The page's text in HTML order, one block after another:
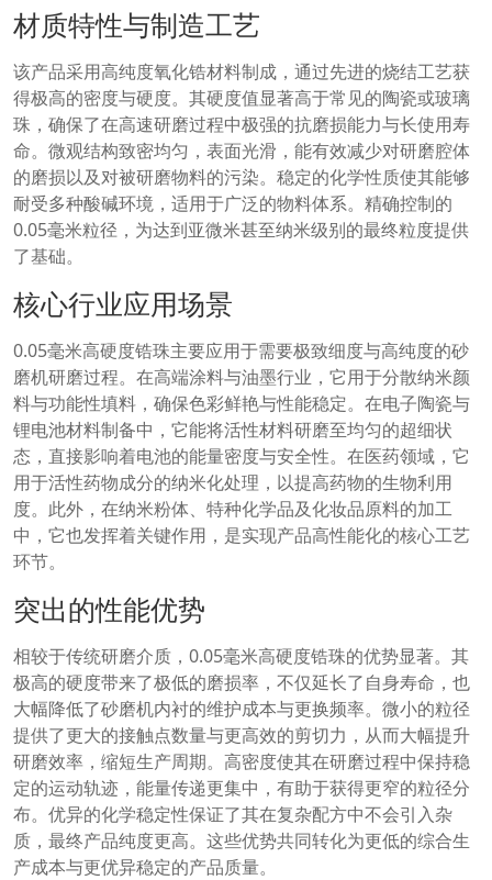
材质特性与制造工艺
该产品采用高纯度氧化锆材料制成，通过先进的烧结工艺获
得极高的密度与硬度。其硬度值显著高于常见的陶瓷或玻璃
珠，确保了在高速研磨过程中极强的抗磨损能力与长使用寿
命。微观结构致密均匀，表面光滑，能有效减少对研磨腔体
的磨损以及对被研磨物料的污染。稳定的化学性质使其能够
耐受多种酸碱环境，适用于广泛的物料体系。精确控制的
0.05毫米粒径，为达到亚微米甚至纳米级别的最终粒度提供
了基础。
核心行业应用场景
0.05毫米高硬度锆珠主要应用于需要极致细度与高纯度的砂
磨机研磨过程。在高端涂料与油墨行业，它用于分散纳米颜
料与功能性填料，确保色彩鲜艳与性能稳定。在电子陶瓷与
锂电池材料制备中，它能将活性材料研磨至均匀的超细状
态，直接影响着电池的能量密度与安全性。在医药领域，它
用于活性药物成分的纳米化处理，以提高药物的生物利用
度。此外，在纳米粉体、特种化学品及化妆品原料的加工
中，它也发挥着关键作用，是实现产品高性能化的核心工艺
环节。
突出的性能优势
相较于传统研磨介质，0.05毫米高硬度锆珠的优势显著。其
极高的硬度带来了极低的磨损率，不仅延长了自身寿命，也
大幅降低了砂磨机内衬的维护成本与更换频率。微小的粒径
提供了更大的接触点数量与更高效的剪切力，从而大幅提升
研磨效率，缩短生产周期。高密度使其在研磨过程中保持稳
定的运动轨迹，能量传递更集中，有助于获得更窄的粒径分
布。优异的化学稳定性保证了其在复杂配方中不会引入杂
质，最终产品纯度更高。这些优势共同转化为更低的综合生
产成本与更优异稳定的产品质量。